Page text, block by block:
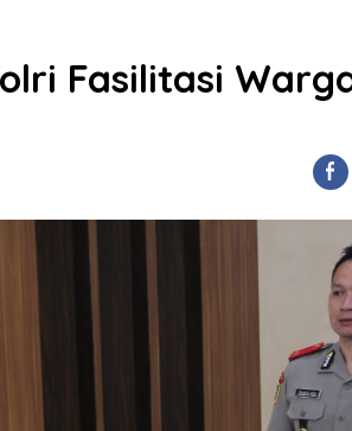
Fasilitasi